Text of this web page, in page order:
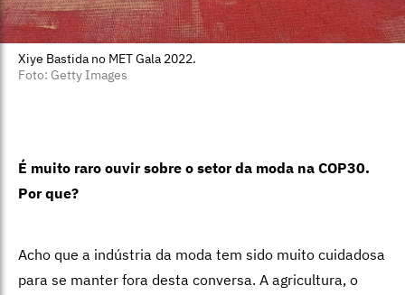
Xiye Bastida no MET Gala 2022.
Foto: Getty Images
É muito raro ouvir sobre o setor da moda na COP30.
Por que?
Acho que a indústria da moda tem sido muito cuidadosa
para se manter fora desta conversa. A agricultura, o